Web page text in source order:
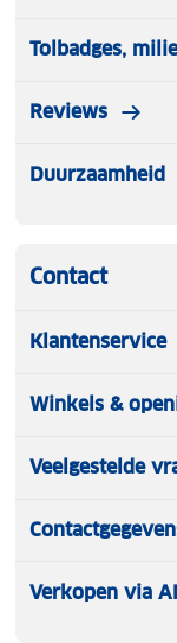
Tolbadges,
Reviews
Duurzaamheid
Contact
Klantenservice
Winkels &
Veelgestelde
Verkopen via